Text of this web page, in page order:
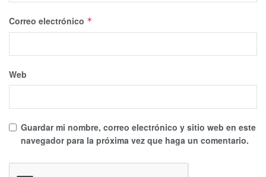
Correo electrónico *
Web
Guardar mi nombre, correo electrónico y sitio web en este
navegador para la próxima vez que haga un comentario.